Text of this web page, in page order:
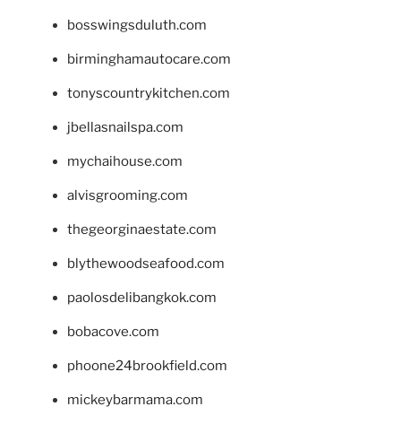
bosswingsduluth.com
birminghamautocare.com
tonyscountrykitchen.com
jbellasnailspa.com
mychaihouse.com
alvisgrooming.com
thegeorginaestate.com
blythewoodseafood.com
paolosdelibangkok.com
bobacove.com
phoone24brookfield.com
mickeybarmama.com